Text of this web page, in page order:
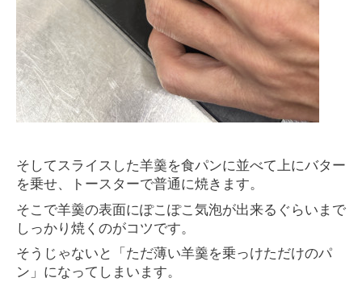
そしてスライスした羊羹を食パンに並べて上にバター
を乗せ、トースターで普通に焼きます。
そこで羊羹の表面にぽこぽこ気泡が出来るぐらいまで
しっかり焼くのがコツです。
そうじゃないと「ただ薄い羊羹を乗っけただけのパ
ン」になってしまいます。